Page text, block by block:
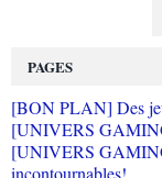
PAGES
[BON PLAN] Des
[UNIVERS
[UNIVERS